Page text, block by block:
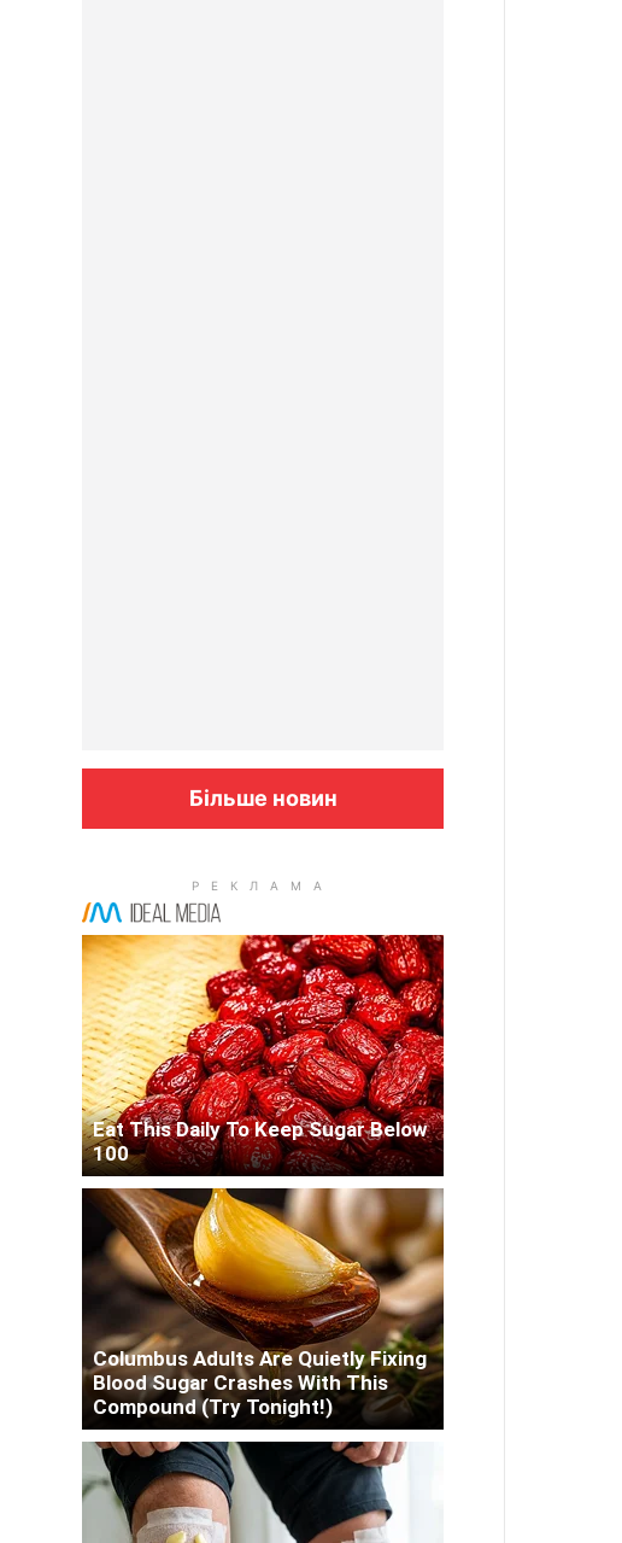
Більше новин
Eat This Daily To Keep Sugar Below
100
Columbus Adults Are Quietly Fixing
Blood Sugar Crashes With This
Compound (Try Tonight!)